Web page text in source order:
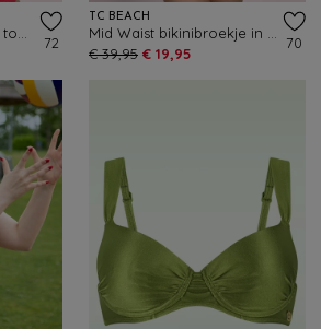
72
TC BEACH
€ 39,95 € 19,95
70